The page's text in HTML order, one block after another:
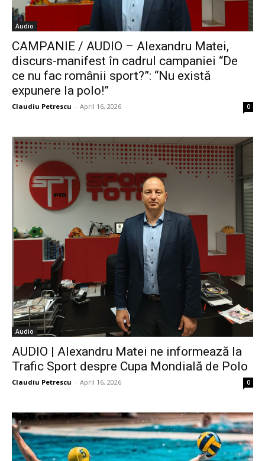
Audio
CAMPANIE / AUDIO – Alexandru Matei,
discurs-manifest în cadrul campaniei “De
ce nu fac românii sport?”: “Nu există
expunere la polo!”
Claudiu Petrescu - April 16, 2026 0
Audio
AUDIO | Alexandru Matei ne informează la
Trafic Sport despre Cupa Mondială de Polo
Claudiu Petrescu - April 16, 2026 0